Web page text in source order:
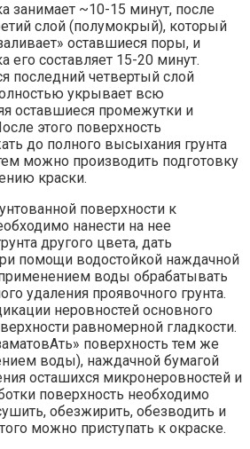
занимает ~10-15 минут, после
слой (полумокрый), который
оставшиеся поры, и
его составляет 15-20 минут.
последний четвертый слой
укрывает всю
оставшиеся промежутки и
этого поверхность
до полного высыхания грунта
можно производить подготовку
краски.
поверхности к
нанести на нее
другого цвета, дать
помощи водостойкой наждачной
воды обрабатывать
удаления проявочного грунта.
неровностей основного
равномерной гладкости.
поверхность тем же
воды), наждачной бумагой
осташихся микронеровностей и
поверхность необходимо
обезжирить, обезводить и
можно приступать к окраске.